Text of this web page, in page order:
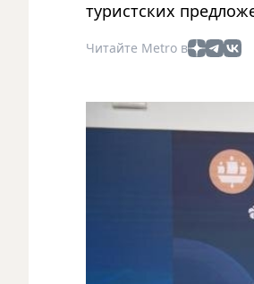
туристских
Читайте Metro в